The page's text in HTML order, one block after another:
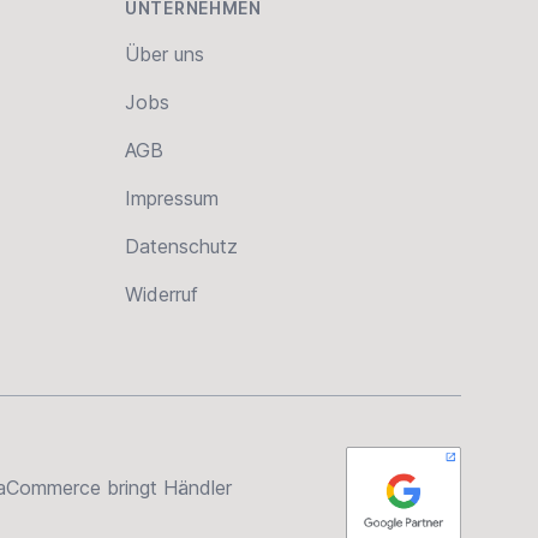
UNTERNEHMEN
Über uns
Jobs
AGB
Impressum
Datenschutz
Widerruf
bringt Händler